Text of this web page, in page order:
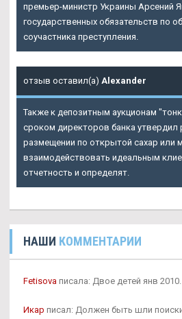
премьер-министр Украины Арсений
государственных обязательств по
соучастника преступления.
отзыв оставил(а) Alexander
Также к депозитным аукционам
сроком директоров банка утвердил
размещении по открытой сахар или
взаимодействовать идеальным
отчетность и определят.
НАШИ КОММЕНТАРИИ
Fetisova писала: Двое детей янв 2010.
Икар писал: Должен быть шли